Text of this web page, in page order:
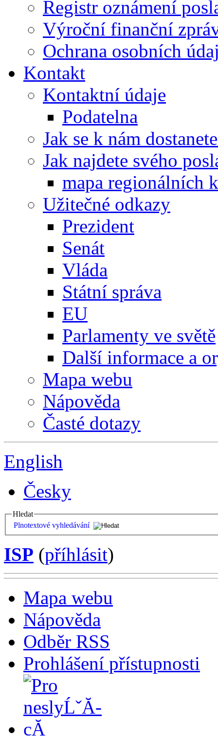
Registr oznámení
Výroční finanční
Ochrana osobních
Kontakt
Kontaktní údaje
Podatelna
Jak se k nám
Jak najdete svého
mapa regionálních
Užitečné odkazy
Prezident
Senát
Vláda
Státní správa
EU
Parlamenty ve světě
Další informace a
Mapa webu
Nápověda
Časté dotazy
English
Česky
Hledat
Plnotextové vyhledávání
ISP (příhlásit)
Mapa webu
Nápověda
Odběr RSS
Prohlášení přístupnosti